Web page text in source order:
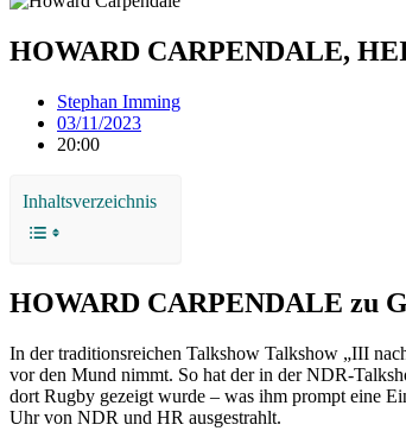
HOWARD CARPENDALE,
Stephan Imming
03/11/2023
20:00
Inhaltsverzeichnis
HOWARD CARPENDALE zu
In der traditionsreichen Talkshow Talkshow „III
vor den Mund nimmt. So hat der in der NDR-
dort Rugby gezeigt wurde – was ihm prompt eine
Uhr von NDR und HR ausgestrahlt.